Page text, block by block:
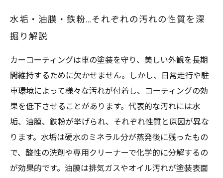
水垢・油膜・鉄粉…それぞれの汚れの性質を深
掘り解説
カーコーティングは車の塗装を守り、美しい外観を長期
間維持するために欠かせません。しかし、日常走行や駐
車環境によって様々な汚れが付着し、コーティングの効
果を低下させることがあります。代表的な汚れには水
垢、油膜、鉄粉が挙げられ、それぞれ性質と原因が異な
ります。水垢は硬水のミネラル分が蒸発後に残ったもの
で、酸性の洗剤や専用クリーナーで化学的に分解するの
が効果的です。油膜は排気ガスやオイル汚れが塗装表面